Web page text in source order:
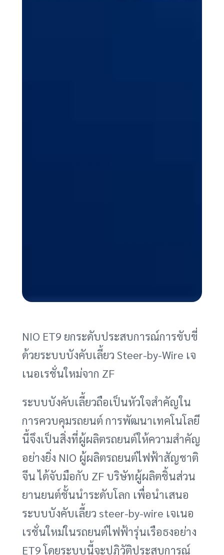
NIO ET9 ยกระดับประสบการณ์การขับขี่
ด้วยระบบบังคับเลี้ยว Steer-by-Wire เจ
เนอเรชั่นใหม่จาก ZF
ระบบบังคับเลี้ยวถือเป็นหัวใจสำคัญใน
การควบคุมรถยนต์ การพัฒนาเทคโนโลยี
นี้จึงเป็นสิ่งที่ผู้ผลิตรถยนต์ให้ความสำคัญ
อย่างยิ่ง NIO ผู้ผลิตรถยนต์ไฟฟ้าสัญชาติ
จีน ได้จับมือกับ ZF บริษัทผู้ผลิตชิ้นส่วน
ยานยนต์ชั้นนำระดับโลก เพื่อนำเสนอ
ระบบบังคับเลี้ยว steer-by-wire เจเนอ
เรชั่นใหม่ในรถยนต์ไฟฟ้ารุ่นเรือธงอย่าง
ET9 โดยระบบนี้จะปฏิวัติประสบการณ์